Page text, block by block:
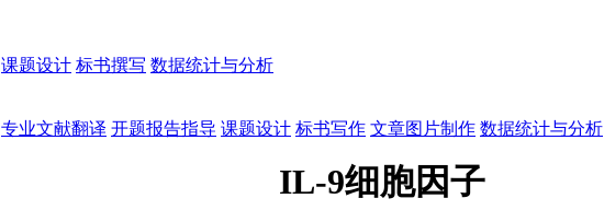
课题设计 标书撰写 数据统计与分析
专业文献翻译 开题报告指导 课题设计 标书写作 文章图片制作 数据统计与分析
IL-9细胞因子